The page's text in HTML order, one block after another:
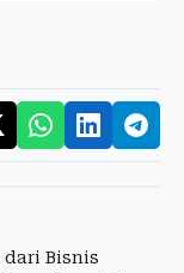
Bisnis